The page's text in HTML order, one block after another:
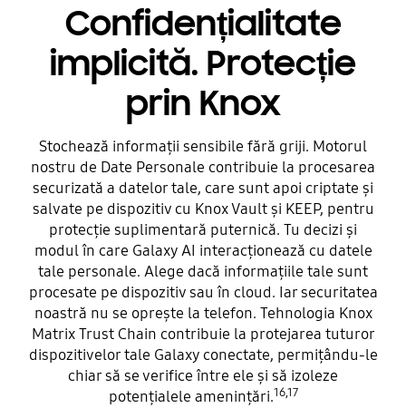
Confidențialitate
implicită. Protecție
prin Knox
Stochează informații sensibile fără griji. Motorul
nostru de Date Personale contribuie la procesarea
securizată a datelor tale, care sunt apoi criptate și
salvate pe dispozitiv cu Knox Vault și KEEP, pentru
protecție suplimentară puternică. Tu decizi și
modul în care Galaxy AI interacționează cu datele
tale personale. Alege dacă informațiile tale sunt
procesate pe dispozitiv sau în cloud. Iar securitatea
noastră nu se oprește la telefon. Tehnologia Knox
Matrix Trust Chain contribuie la protejarea tuturor
dispozitivelor tale Galaxy conectate, permițându-le
chiar să se verifice între ele și să izoleze
potențialele amenințări.16,17